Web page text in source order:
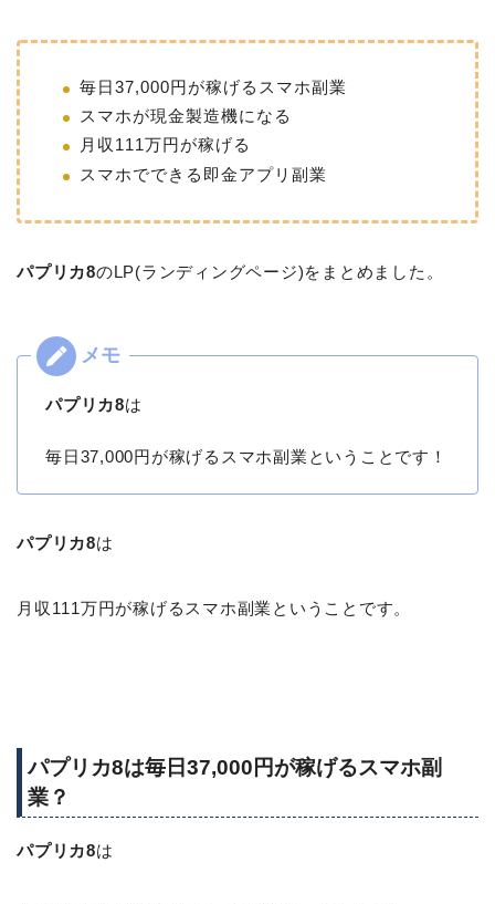
毎日37,000円が稼げるスマホ副業
スマホが現金製造機になる
月収111万円が稼げる
スマホでできる即金アプリ副業
パプリカ8のLP(ランディングページ)をまとめました。
パプリカ8は
毎日37,000円が稼げるスマホ副業ということです！
パプリカ8は
月収111万円が稼げるスマホ副業ということです。
パプリカ8は毎日37,000円が稼げるスマホ副
業？
パプリカ8は